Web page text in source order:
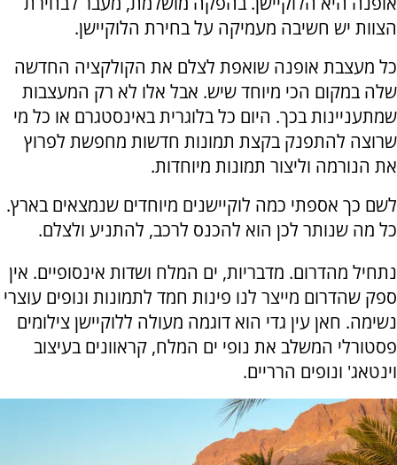
הצוות יש חשיבה מעמיקה על בחירת הלוקיישן.
כל מעצבת אופנה שואפת לצלם את הקולקציה החדשה
שלה במקום הכי מיוחד שיש. אבל אלו לא רק המעצבות
שמתעניינות בכך. היום כל בלוגרית באינסטגרם או כל מי
שרוצה להתפנק בקצת תמונות חדשות מחפשת לפרוץ
את הנורמה וליצור תמונות מיוחדות.
לשם כך אספתי כמה לוקיישנים מיוחדים שנמצאים בארץ.
כל מה שנותר לכן הוא להכנס לרכב, להתניע ולצלם.
נתחיל מהדרום. מדבריות, ים המלח ושדות אינסופיים. אין
ספק שהדרום מייצר לנו פינות חמד לתמונות ונופים עוצרי
נשימה. חאן עין גדי הוא דוגמה מעולה ללוקיישן צילומים
פסטורלי המשלב את נופי ים המלח, קראוונים בעיצוב
וינטאג' ונופים הרריים.